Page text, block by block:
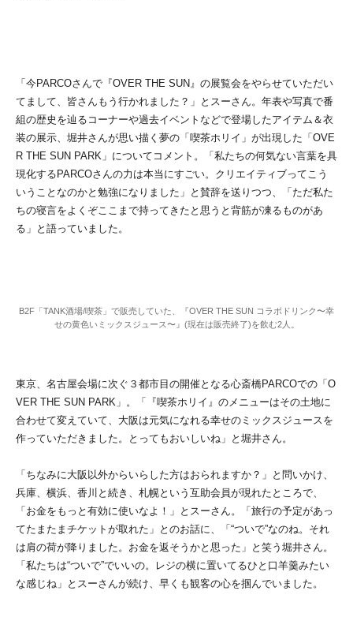
「今PARCOさんで『OVER THE SUN』の展覧会をやらせていただい
てまして、皆さんもう行かれました？」とスーさん。年表や写真で番
組の歴史を辿るコーナーや過去イベントなどで登場したアイテム＆衣
装の展示、堀井さんが思い描く夢の「喫茶ホリイ」が出現した「OVE
R THE SUN PARK」についてコメント。「私たちの何気ない言葉を具
現化するPARCOさんの力は本当にすごい。クリエイティブってこう
いうことなのかと勉強になりました」と賛辞を送りつつ、「ただ私た
ちの寝言をよくぞここまで持ってきたと思うと背筋が凍るものがあ
る」と語っていました。
B2F「TANK酒場/喫茶」で販売していた、『OVER THE SUN コラボドリンク〜幸
せの黄色いミックスジュース〜』(現在は販売終了)を飲む2人。
東京、名古屋会場に次ぐ３都市目の開催となる心斎橋PARCOでの「O
VER THE SUN PARK」。「『喫茶ホリイ』のメニューはその土地に
合わせて変えていて、大阪は元気になれる幸せのミックスジュースを
作っていただきました。とってもおいしいね」と堀井さん。
「ちなみに大阪以外からいらした方はおられますか？」と問いかけ、
兵庫、横浜、香川と続き、札幌という互助会員が現れたところで、
「お金をもっと有効に使いなよ！」とスーさん。「旅行の予定があっ
てたまたまチケットが取れた」とのお話に、「“ついで”なのね。それ
は肩の荷が降りました。お金を返そうかと思った」と笑う堀井さん。
「私たちは“ついで”でいいの。レジの横に置いてるひと口羊羹みたい
な感じね」とスーさんが続け、早くも観客の心を掴んでいました。